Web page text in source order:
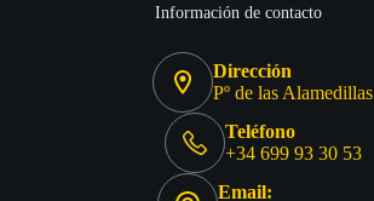
Información de contacto
Dirección
Pº de las Alamedillas
Teléfono
+34 699 93 30 53
Email: